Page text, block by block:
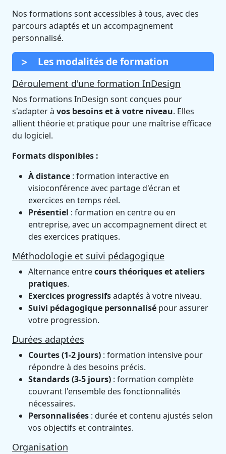
Nos formations sont accessibles à tous, avec des
parcours adaptés et un accompagnement
personnalisé.
Les modalités de formation
Déroulement d'une formation InDesign
Nos formations InDesign sont conçues pour
s'adapter à vos besoins et à votre niveau. Elles
allient théorie et pratique pour une maîtrise efficace
du logiciel.
Formats disponibles :
À distance : formation interactive en
visioconférence avec partage d'écran et
exercices en temps réel.
Présentiel : formation en centre ou en
entreprise, avec un accompagnement direct et
des exercices pratiques.
Méthodologie et suivi pédagogique
Alternance entrecours théoriques et ateliers
pratiques.
Exercices progressifsadaptés à votre niveau.
Suivi pédagogique personnalisé pour assurer
votre progression.
Durées adaptées
Courtes (1-2 jours) : formation intensive pour
répondre à des besoins précis.
Standards (3-5 jours) : formation complète
couvrant l'ensemble des fonctionnalités
nécessaires.
Personnalisées : durée et contenu ajustés selon
vos objectifs et contraintes.
Organisation